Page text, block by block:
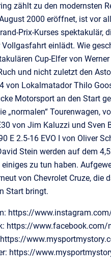
zählt zu den modernsten
2000 eröffnet, ist vor
Prix-Kurses spektakulär,
Vollgasfahrt einlädt. Wie
Cup-Elfer von Werner
und nicht zuletzt den
von Lokalmatador Thilo
Motorsport an den Start
„normalen“ Tourenwagen,
von Jim Kaluzzi und Sven
E 2.5-16 EVO I von Oliver
Stein werden auf dem
einiges zu tun haben.
von Chevrolet Cruze, die
Start bringt.
https://
https://www.facebook.com/
https://